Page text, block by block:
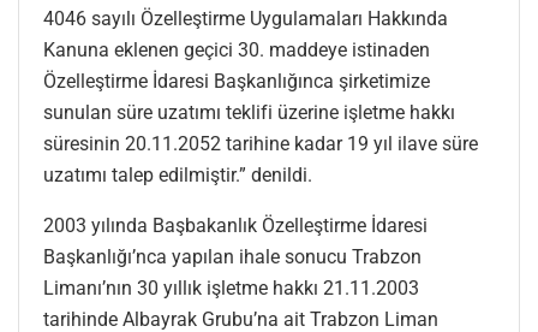
4046 sayılı Özelleştirme Uygulamaları Hakkında
Kanuna eklenen geçici 30. maddeye istinaden
Özelleştirme İdaresi Başkanlığınca şirketimize
sunulan süre uzatımı teklifi üzerine işletme hakkı
süresinin 20.11.2052 tarihine kadar 19 yıl ilave süre
uzatımı talep edilmiştir.” denildi.
2003 yılında Başbakanlık Özelleştirme İdaresi
Başkanlığı’nca yapılan ihale sonucu Trabzon
Limanı’nın 30 yıllık işletme hakkı 21.11.2003
tarihinde Albayrak Grubu’na ait Trabzon Liman